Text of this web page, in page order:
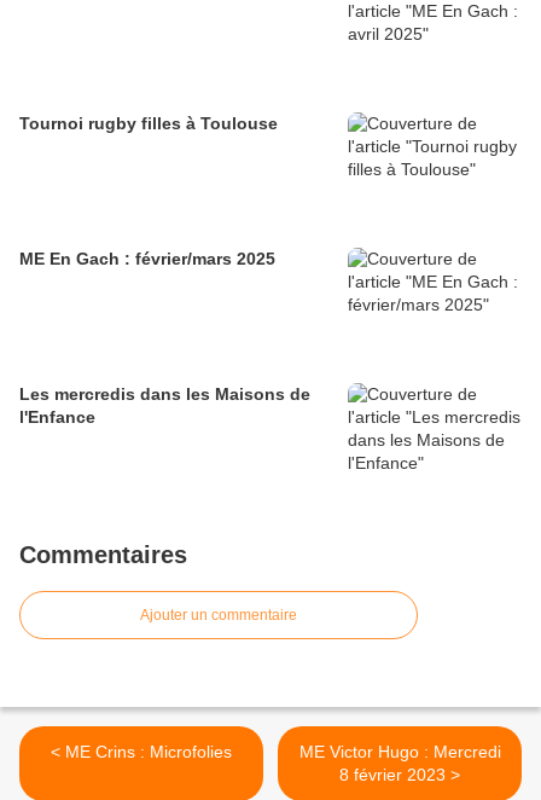
Tournoi rugby filles à Toulouse
ME En Gach : février/mars 2025
Les mercredis dans les Maisons de
l'Enfance
Commentaires
Ajouter un commentaire
< ME Crins : Microfolies
ME Victor Hugo : Mercredi
8 février 2023 >